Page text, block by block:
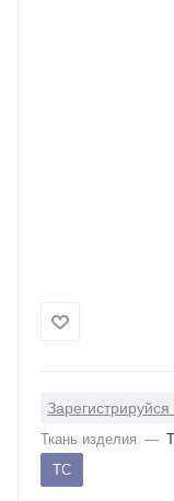
Ткань изделия —
ТС